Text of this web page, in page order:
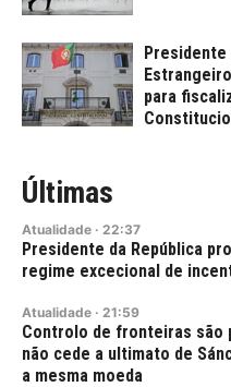
Presidente
para
Últimas
Atualidade · 22:37
Presidente da República
regime excecional de
Atualidade · 21:59
Controlo de fronteiras são
não cede a ultimato de
a mesma moeda